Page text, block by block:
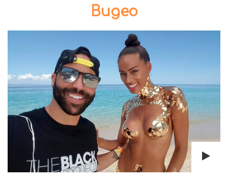
Видео